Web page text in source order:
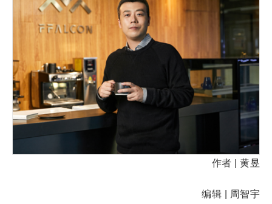
作者 | 黄昱
编辑 | 周智宇